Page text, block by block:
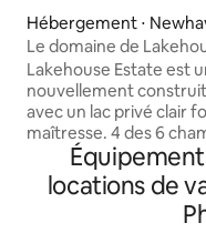
Hébergement ⋅
Le domaine de
3 acres avec un lac
Lakehouse Estate est
nouvellement
avec un lac privé clair
maîtresse. 4 des 6
chacune avec salle de
donnent sur le lac et
sorte que les levers de
spectaculaires. Si
locations de